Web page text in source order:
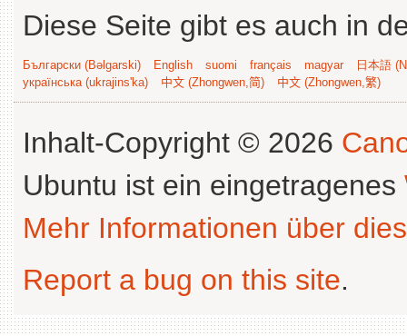
Diese Seite gibt es auch in
Български (Bəlgarski) English suomi français magyar
日本語
українська (ukrajins'ka)
中文 (Zhongwen,简) 中文 (Zhongwen,繁)
Inhalt-Copyright © 2026
Ubuntu ist ein eingetragenes
Mehr Informationen über
Report a bug on this site.